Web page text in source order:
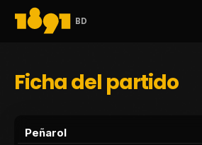
BD
Ficha del partido
Peñarol